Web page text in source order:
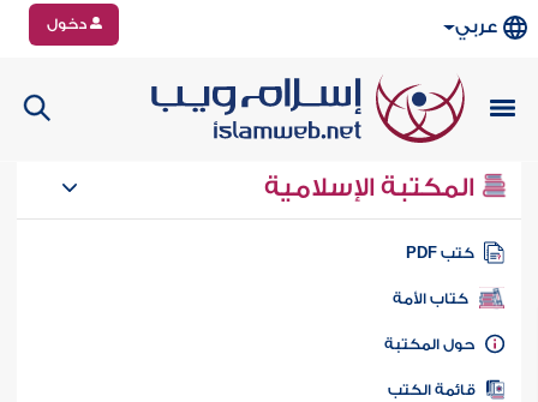
عربي دخول
المكتبة الإسلامية
كتب PDF
كتاب الأمة
المكتبة